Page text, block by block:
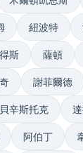
紐波特
斯 薩頓
謝菲爾德
貝辛斯托克
阿伯丁